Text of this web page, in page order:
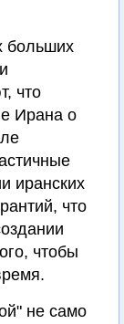
больших
что
Ирана о
иранских
что
чтобы
не само